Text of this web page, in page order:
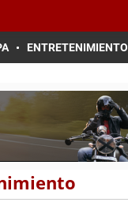
ENTRETENIMIENTO